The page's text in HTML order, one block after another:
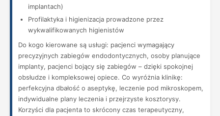
implantach)
Profilaktyka i higienizacja prowadzone przez
wykwalifikowanych higienistów
Do kogo kierowane są usługi: pacjenci wymagający
precyzyjnych zabiegów endodontycznych, osoby planujące
implanty, pacjenci bojący się zabiegów – dzięki spokojnej
obsłudze i kompleksowej opiece. Co wyróżnia klinikę:
perfekcyjna dbałość o aseptykę, leczenie pod mikroskopem,
indywidualne plany leczenia i przejrzyste kosztorysy.
Korzyści dla pacjenta to skrócony czas terapeutyczny,